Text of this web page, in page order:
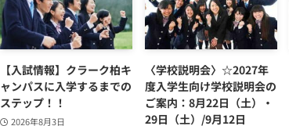
【入試情報】クラーク柏キ
ャンパスに入学するまでの
ステップ！！
2026年8月3日
〈学校説明会〉☆2027年
度入学生向け学校説明会の
ご案内：8月22日（土）・
29日（土）/9月12日